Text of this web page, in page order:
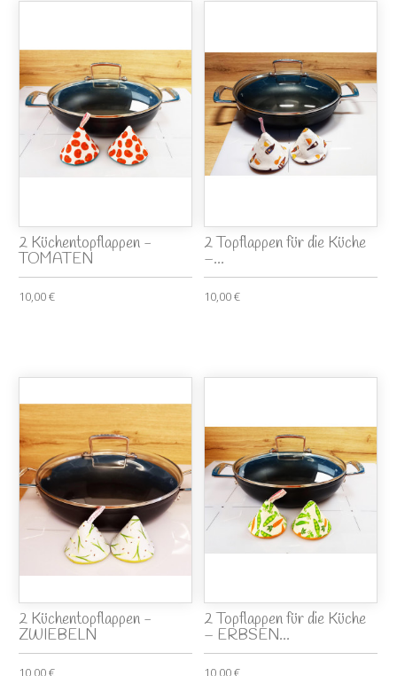
2 Küchentopflappen -
TOMATEN
10,00 €
2 Topflappen für die Küche
–...
10,00 €
2 Küchentopflappen -
ZWIEBELN
10,00 €
2 Topflappen für die Küche
– ERBSEN...
10,00 €